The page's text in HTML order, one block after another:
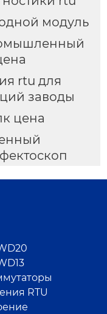
модуль
rtu для
заводы
цена
RTU